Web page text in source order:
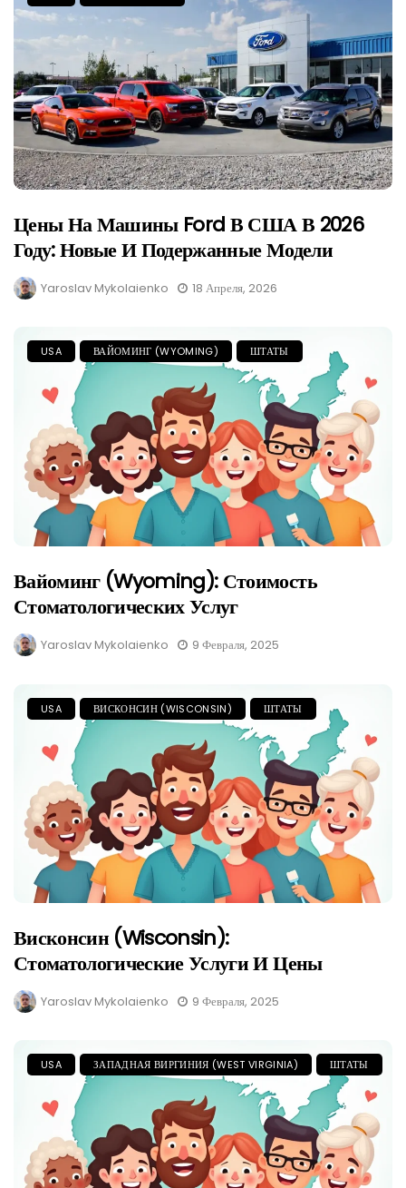
Цены На Машины Ford В США В 2026
Году: Новые И Подержанные Модели
Yaroslav Mykolaienko 18 Апреля, 2026
USA ВАЙОМИНГ (WYOMING) ШТАТЫ
Вайоминг (Wyoming): Стоимость
Стоматологических Услуг
Yaroslav Mykolaienko 9 Февраля, 2025
USA ВИСКОНСИН (WISCONSIN) ШТАТЫ
Висконсин (Wisconsin):
Стоматологические Услуги И Цены
Yaroslav Mykolaienko 9 Февраля, 2025
USA ЗАПАДНАЯ ВИРГИНИЯ (WEST VIRGINIA) ШТАТЫ